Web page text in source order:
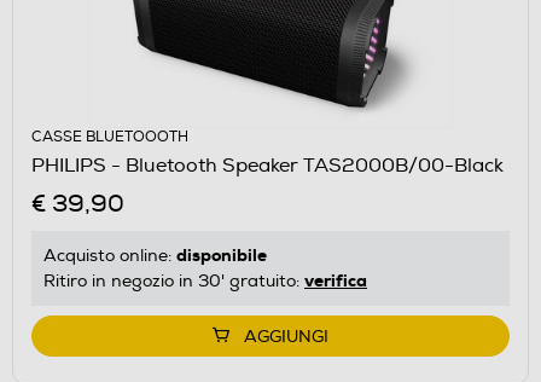
CASSE BLUETOOOTH
PHILIPS - Bluetooth Speaker TAS2000B/00-Black
€ 39,90
Acquisto online: disponibile
Ritiro in negozio in 30' gratuito: verifica
AGGIUNGI